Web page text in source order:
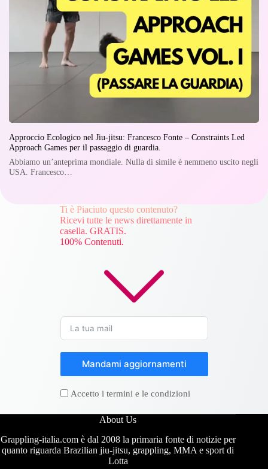
Approccio Ecologico nel Jiu-jitsu: Francesco Fonte – Constraints Led
Approach Games per il passaggio di guardia.
Abbiamo un’anteprima mondiale. Nulla di simile è nemmeno uscito negli
USA. Francesco…
Ti è Piaciuto questo contenuto?
Ricevi tutte le news direttamente in
casella. GRATIS.
100% Contenuti.
Mandami aggiornamenti
Accetto i termini e le condizioni
About Us
Grappling-italia.com è dal 2008 la primaria fonte di notizie per
quanto riguarda Brazilian jiu-jitsu, grappling, MMA e sport di
Lotta